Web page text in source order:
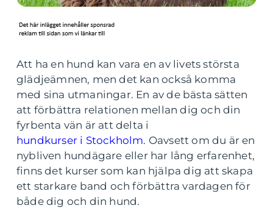
Att ha en hund kan vara en av livets största
glädjeämnen, men det kan också komma
med sina utmaningar. En av de bästa sätten
att förbättra relationen mellan dig och din
fyrbenta vän är att delta i
hundkurser i Stockholm. Oavsett om du är en
nybliven hundägare eller har lång erfarenhet,
finns det kurser som kan hjälpa dig att skapa
ett starkare band och förbättra vardagen för
både dig och din hund.